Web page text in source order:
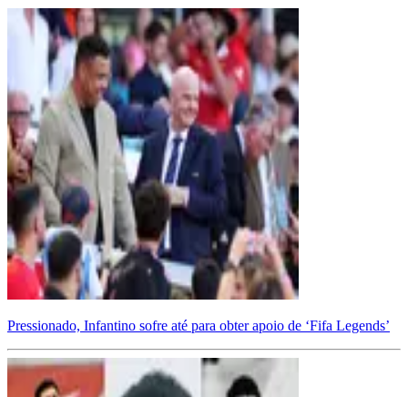
Pressionado, Infantino sofre até para obter apoio de ‘Fifa Legends’